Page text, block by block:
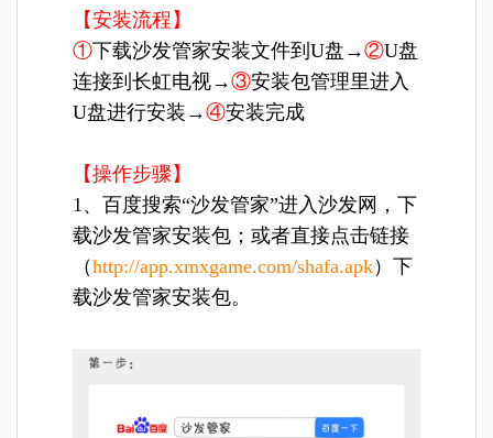
【安装流程】
①下载沙发管家安装文件到U盘→②U盘
连接到长虹电视→③安装包管理里进入
U盘进行安装→④安装完成
【操作步骤】
1、百度搜索“沙发管家”进入沙发网，下
载沙发管家安装包；或者直接点击链接
（http://app.xmxgame.com/shafa.apk）下
载沙发管家安装包。